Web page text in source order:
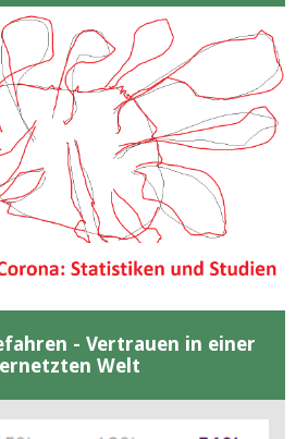
- Vertrauen in einer
Welt